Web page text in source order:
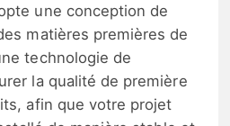
une conception de
matières premières de
technologie de
la qualité de première
afin que votre projet